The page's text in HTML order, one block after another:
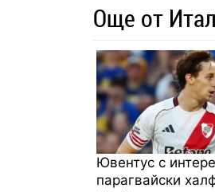
Още от
Ювентус с
парагвайски